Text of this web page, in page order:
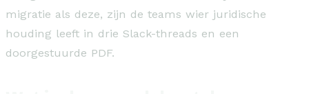
migratie als deze, zijn de teams wier juridische
houding leeft in drie Slack-threads en een
doorgestuurde PDF.